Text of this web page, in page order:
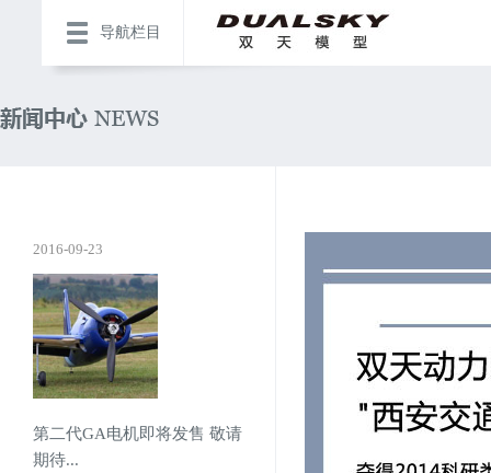
导航栏目
2016-09-23
第二代GA电机即将发售 敬请
期待...